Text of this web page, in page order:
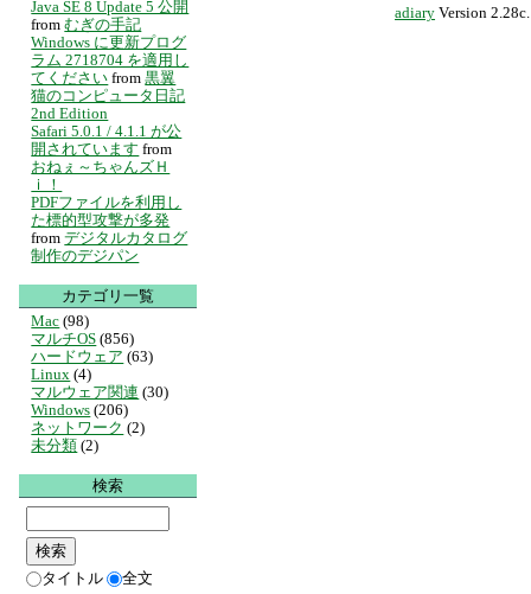
adiary Version 2.28c.
Java SE 8 Update 5 公開
from むぎの手記
Windows に更新プログ
ラム 2718704 を適用し
てください from 黒翼
猫のコンピュータ日記
2nd Edition
Safari 5.0.1 / 4.1.1 が公
開されています from
おねぇ～ちゃんズＨ
ｉ！
PDFファイルを利用し
た標的型攻撃が多発
from デジタルカタログ
制作のデジパン
カテゴリ一覧
Mac (98)
マルチOS (856)
ハードウェア (63)
Linux (4)
マルウェア関連 (30)
Windows (206)
ネットワーク (2)
未分類 (2)
検索
タイトル 全文